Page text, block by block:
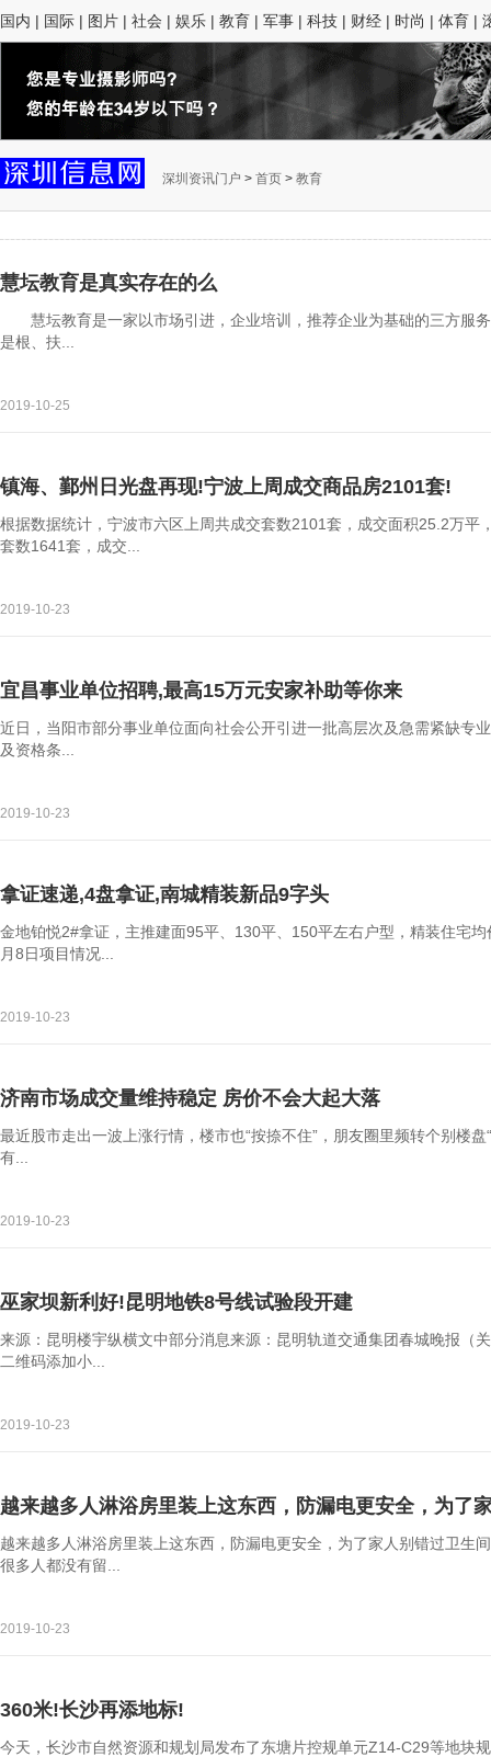
国内 | 国际 | 图片 | 社会 | 娱乐 | 教育 | 军事 | 科技 | 财经 | 时尚 | 体育 |
深圳资讯门户 > 首页 > 教育
慧坛教育是真实存在的么
慧坛教育是一家以市场引进，企业培训，推荐企业为基础的三方服
是根、扶...
2019-10-25
镇海、鄞州日光盘再现!宁波上周成交商品房2101套!
根据数据统计，宁波市六区上周共成交套数2101套，成交面积25.2万平
套数1641套，成交...
2019-10-23
宜昌事业单位招聘,最高15万元安家补助等你来
近日，当阳市部分事业单位面向社会公开引进一批高层次及急需紧缺专
及资格条...
2019-10-23
拿证速递,4盘拿证,南城精装新品9字头
金地铂悦2#拿证，主推建面95平、130平、150平左右户型，精装住宅
月8日项目情况...
2019-10-23
济南市场成交量维持稳定 房价不会大起大落
最近股市走出一波上涨行情，楼市也“按捺不住”，朋友圈里频转个别楼盘
有...
2019-10-23
巫家坝新利好!昆明地铁8号线试验段开建
来源：昆明楼宇纵横文中部分消息来源：昆明轨道交通集团春城晚报（
二维码添加小...
2019-10-23
越来越多人淋浴房里装上这东西，防漏电更安全，为了
越来越多人淋浴房里装上这东西，防漏电更安全，为了家人别错过卫生
很多人都没有留...
2019-10-23
360米!长沙再添地标!
今天，长沙市自然资源和规划局发布了东塘片控规单元Z14-C29等地块